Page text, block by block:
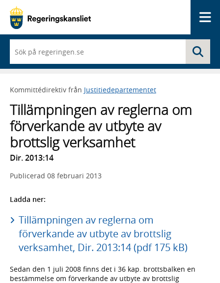
du
börjar
skriva
framträder
lista
med
sökförslag
Kommittédirektiv från Justitiedepartementet
Tillämpningen av reglerna om
förverkande av utbyte av
brottslig verksamhet
Dir. 2013:14
Publicerad 08 februari 2013
Ladda ner:
Tillämpningen av reglerna om
förverkande av utbyte av brottslig
verksamhet, Dir. 2013:14 (pdf 175 kB)
Sedan den 1 juli 2008 finns det i 36 kap. brottsbalken en
bestämmelse om förverkande av utbyte av brottslig